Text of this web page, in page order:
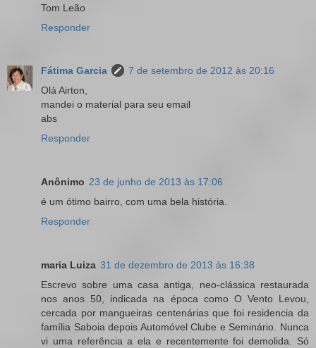
Tom Leão
Responder
Fátima Garcia
7 de setembro de 2012 às 20:16
Olá Airton,
mandei o material para seu email
abs
Responder
Anônimo 23 de junho de 2013 às 17:06
é um ótimo bairro, com uma bela história.
Responder
maria Luiza 31 de dezembro de 2013 às 16:38
Escrevo sobre uma casa antiga, neo-clássica restaurada
nos anos 50, indicada na época como O Vento Levou,
cercada por mangueiras centenárias que foi residencia da
família Saboia depois Automóvel Clube e Seminário. Nunca
vi uma referência a ela e recentemente foi demolida. Só